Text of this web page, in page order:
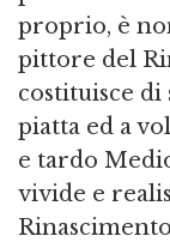
proprio, è
pittore del
costituisce
piatta ed a
e tardo
vivide e